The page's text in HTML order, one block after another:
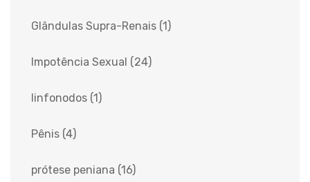
Glândulas Supra-Renais (1)
Impotência Sexual (24)
linfonodos (1)
Pênis (4)
prótese peniana (16)